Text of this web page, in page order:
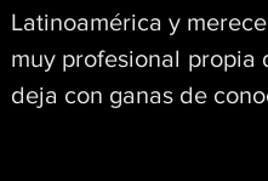
Latinoamérica y
muy profesional propia
deja con ganas de